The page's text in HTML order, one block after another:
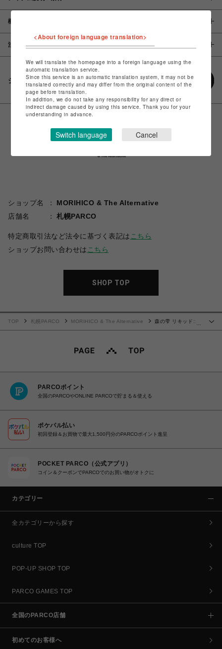
概要
注意事項
シェアする
ショップ名
MORIHICO & The Alternative
店舗名
札幌PARCO
特定商取引法など法令に基づく表記は こちら
ショップお問い合わせは こちら
SHOP TOP
…
TOP 札幌PARCO MORIHICO & The Alternative
森の雫 リキッドコ
PARCOポイント
全国のPARCOやONLINE PARCOで貯まる＆使える
ポケパル払い
初回登録＆お買物で最大1,500円分のPARCOポイント進呈
POCKET PARCO（公式アプリ）
コイン＆クーポンでPARCOでのお買い物がオトクに
カテゴリー
全カテゴリーから探す
culture TOP
POP-UP SHOP TOP
PARCO GAMES TOP
全国のPARCO店舗
初めてのお客様へ
<About foreign language translation>
We will translate the homepage into a foreign language using the
automatic translation service.
Since this service is an automatic translation system, it may not be
translated correctly and may differ from the original content of the
page before translation.
In addition, we do not take any responsibility for any direct or
indirect damage caused by using this service. Thank you for your
understanding in advance.
Switch language Cancel